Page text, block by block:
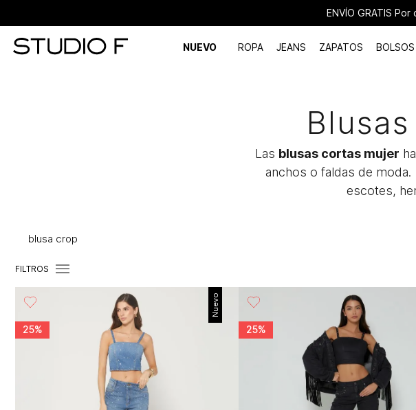
ENVÍO GRATIS
NUEVO ROPA JEANS ZAPATOS BOLSOS
Las blusas cortas mujer
anchos o faldas de
escotes,
blusa crop
FILTROS
Nuevo
25% 25%